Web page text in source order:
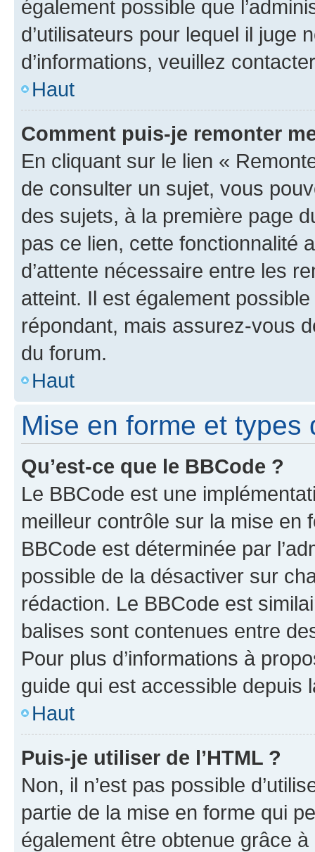
également possible que
d’utilisateurs pour lequel il juge
d’informations, veuillez
Haut
Comment puis-je remonter
En cliquant sur le lien «
de consulter un sujet, vous
des sujets, à la première page
pas ce lien, cette fonctionnalité
d’attente nécessaire entre les
atteint. Il est également
répondant, mais assurez-vous
du forum.
Haut
Mise en forme et types
Qu’est-ce que le BBCode ?
Le BBCode est une
meilleur contrôle sur la mise en
BBCode est déterminée par
possible de la désactiver sur
rédaction. Le BBCode est
balises sont contenues entre
Pour plus d’informations à
guide qui est accessible depuis
Haut
Puis-je utiliser de l’HTML ?
Non, il n’est pas possible
partie de la mise en forme qui
également être obtenue grâce à